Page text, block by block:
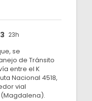
23h
se
de Tránsito
entre el K
Nacional 4518,
vial